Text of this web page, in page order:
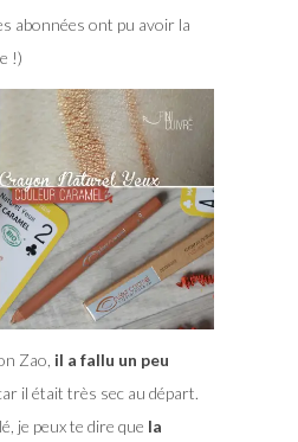
abonnées ont pu avoir la
!)
Zao, il a fallu un peu
il était très sec au départ.
je peux te dire que la